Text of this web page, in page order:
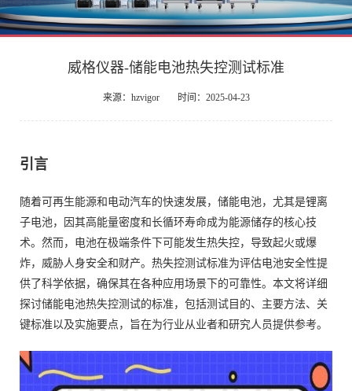
威格仪器-储能电池热失控测试标准
来源：hzvigor 时间：2025-04-23
引言
随着可再生能源和电动汽车的快速发展，储能电池，尤其是锂离
子电池，因其高能量密度和长循环寿命成为能源储存的核心技
术。然而，电池在极端条件下可能发生热失控，导致起火或爆
炸，威胁人身安全和财产。热失控测试标准为评估电池安全性提
供了科学依据，确保其在各种应用场景下的可靠性。本文将详细
探讨储能电池热失控测试的标准，包括测试目的、主要方法、关
键标准以及实施要点，旨在为行业从业者和研究人员提供参考。